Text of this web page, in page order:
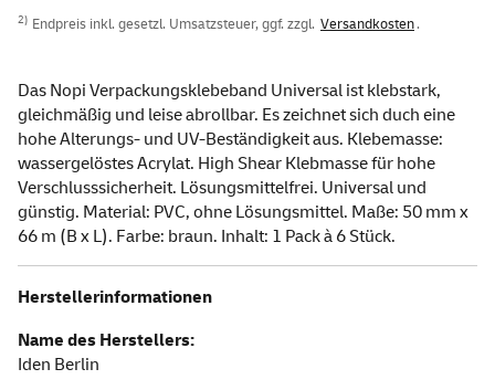
2) Endpreis inkl. gesetzl. Umsatzsteuer, ggf. zzgl. Versandkosten.
Das Nopi Verpackungsklebeband Universal ist klebstark,
gleichmäßig und leise abrollbar. Es zeichnet sich duch eine
hohe Alterungs- und UV-Beständigkeit aus. Klebemasse:
wassergelöstes Acrylat. High Shear Klebmasse für hohe
Verschlusssicherheit. Lösungsmittelfrei. Universal und
günstig. Material: PVC, ohne Lösungsmittel. Maße: 50 mm x
66 m (B x L). Farbe: braun. Inhalt: 1 Pack à 6 Stück.
Herstellerinformationen
Name des Herstellers:
Iden Berlin